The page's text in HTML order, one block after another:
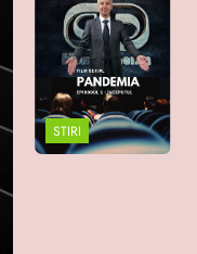
STIRI